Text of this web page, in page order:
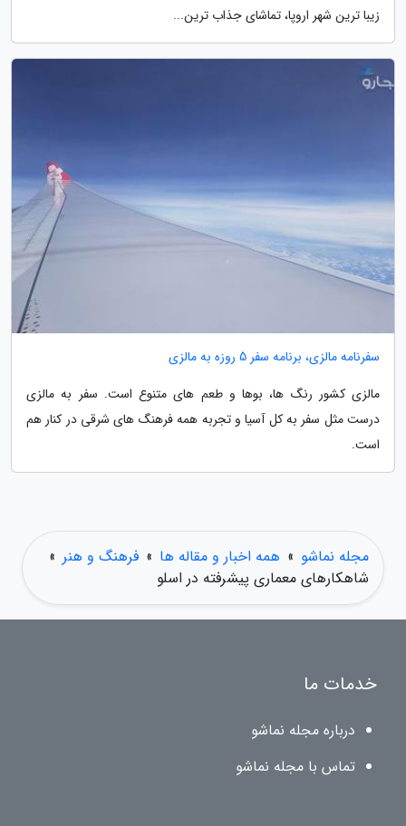
زیبا ترین شهر اروپا، تماشای جذاب ترین...
سفرنامه مالزی، برنامه سفر 5 روزه به مالزی
مالزی کشور رنگ ها، بوها و طعم های متنوع است. سفر به مالزی
درست مثل سفر به کل آسیا و تجربه همه فرهنگ های شرقی در کنار هم
است.
مجله نماشو » همه اخبار و مقاله ها » فرهنگ و هنر »
شاهکارهای معماری پیشرفته در اسلو
خدمات ما
درباره مجله نماشو
تماس با مجله نماشو